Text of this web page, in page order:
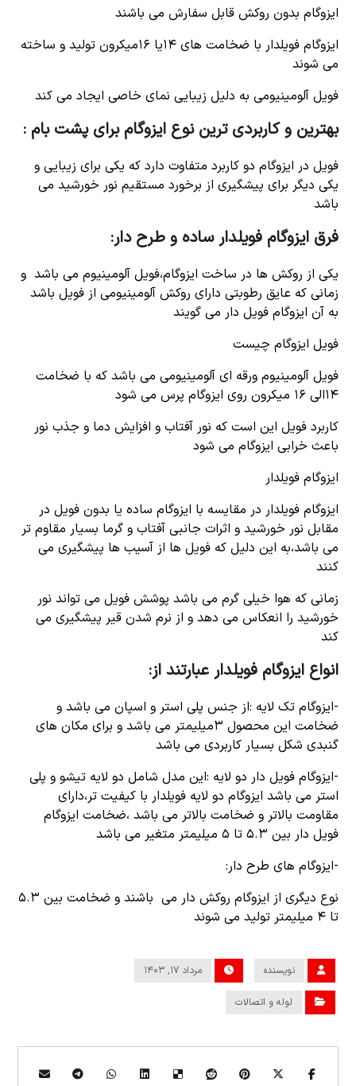
ایزوگام بدون روکش قابل سفارش می باشند
ایزوگام فویلدار با ضخامت های ۱۴یا ۱۶میکرون تولید و ساخته
می شوند
فویل آلومینیومی به دلیل زیبایی نمای خاصی ایجاد می کند
بهترین و کاربردی ترین نوع ایزوگام برای پشت بام :
فویل در ایزوگام دو کاربرد متفاوت دارد که یکی برای زیبایی و
یکی دیگر برای پیشگیری از برخورد مستقیم نور خورشید می
باشد
فرق ایزوگام فویلدار ساده و طرح دار:
یکی از روکش ها در ساخت ایزوگام،فویل آلومینیوم می باشد و
زمانی که عایق رطوبتی دارای روکش آلومینیومی از فویل باشد
به آن ایزوگام فویل دار می گویند
فویل ایزوگام چیست
فویل آلومینیوم ورقه ای آلومینیومی می باشد که با ضخامت
۱۴الی ۱۶ میکرون روی ایزوگام پرس می شود
کاربرد فویل این است که نور آفتاب و افزایش دما و جذب نور
باعث خرابی ایزوگام می شود
ایزوگام فویلدار
ایزوگام فویلدار در مقایسه با ایزوگام ساده یا بدون فویل در
مقابل نور خورشید و اثرات جانبی آفتاب و گرما بسیار مقاوم تر
می باشد،به این دلیل که فویل ها از آسیب ها پیشگیری می
کنند
زمانی که هوا خیلی گرم می باشد پوشش فویل می تواند نور
خورشید را انعکاس می دهد و از نرم شدن قیر پیشگیری می
کند
انواع ایزوگام فویلدار عبارتند از:
-ایزوگام تک لایه :از جنس پلی استر و اسپان می باشد و
ضخامت این محصول ۳میلیمتر می باشد و برای مکان های
گنبدی شکل بسیار کاربردی می باشد
-ایزوگام فویل دار دو لایه :این مدل شامل دو لایه تیشو و پلی
استر می باشد ایزوگام دو لایه فویلدار با کیفیت تر،دارای
مقاومت بالاتر و ضخامت بالاتر می باشد ،ضخامت ایزوگام
فویل دار بین ۵.۳ تا ۵ میلیمتر متغیر می باشد
-ایزوگام های طرح دار:
نوع دیگری از ایزوگام روکش دار می باشند و ضخامت بین ۵.۳
تا ۴ میلیمتر تولید می شوند
نویسنده مرداد ۱۷, ۱۴۰۳
لوله و اتصالات